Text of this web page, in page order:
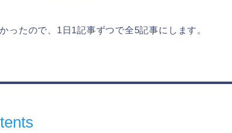
ったので、1日1記事ずつで全5記事にします。